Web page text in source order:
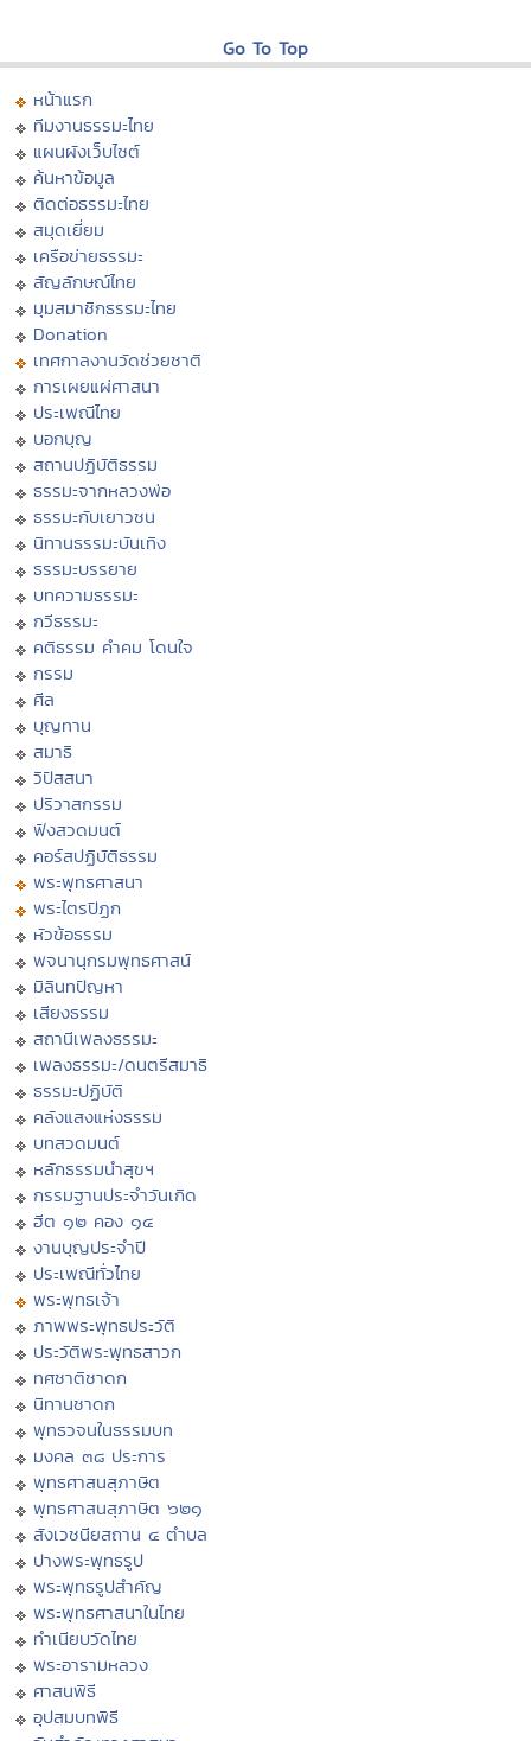
Go To Top
หน้าแรก
ทีมงานธรรมะไทย
แผนผังเว็บไซต์
ค้นหาข้อมูล
ติดต่อธรรมะไทย
สมุดเยี่ยม
เครือข่ายธรรมะ
สัญลักษณ์ไทย
มุมสมาชิกธรรมะไทย
Donation
เทศกาลงานวัดช่วยชาติ
การเผยแผ่ศาสนา
ประเพณีไทย
บอกบุญ
สถานปฏิบัติธรรม
ธรรมะจากหลวงพ่อ
ธรรมะกับเยาวชน
นิทานธรรมะบันเทิง
ธรรมะบรรยาย
บทความธรรมะ
กวีธรรมะ
คติธรรม คำคม โดนใจ
กรรม
ศีล
บุญทาน
สมาธิ
วิปัสสนา
ปริวาสกรรม
ฟังสวดมนต์
คอร์สปฏิบัติธรรม
พระพุทธศาสนา
พระไตรปิฏก
หัวข้อธรรม
พจนานุกรมพุทธศาสน์
มิลินทปัญหา
เสียงธรรม
สถานีเพลงธรรมะ
เพลงธรรมะ/ดนตรีสมาธิ
ธรรมะปฏิบัติ
คลังแสงแห่งธรรม
บทสวดมนต์
หลักธรรมนำสุขฯ
กรรมฐานประจำวันเกิด
ฮีต ๑๒ คอง ๑๔
งานบุญประจำปี
ประเพณีทั่วไทย
พระพุทธเจ้า
ภาพพระพุทธประวัติ
ประวัติพระพุทธสาวก
ทศชาติชาดก
นิทานชาดก
พุทธวจนในธรรมบท
มงคล ๓๘ ประการ
พุทธศาสนสุภาษิต
พุทธศาสนสุภาษิต ๖๒๑
สังเวชนียสถาน ๔ ตำบล
ปางพระพุทธรูป
พระพุทธรูปสำคัญ
พระพุทธศาสนาในไทย
ทำเนียบวัดไทย
พระอารามหลวง
ศาสนพิธี
อุปสมบทพิธี